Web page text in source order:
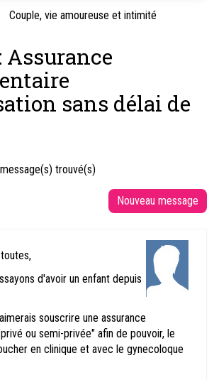
Couple, vie amoureuse et intimité
Assurance
sans délai de
message(s) trouvé(s)
d'avoir un enfant depuis
souscrire une assurance
ou semi-privée" afin de pouvoir, le
en clinique et avec le gynecoloque